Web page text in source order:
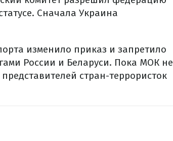
Сначала Украина
изменило приказ и запретило
России и Беларуси. Пока МОК не
стран-террористок